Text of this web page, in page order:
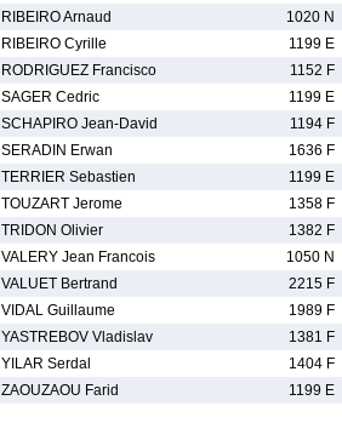
RIBEIRO Arnaud
1020 N
RIBEIRO Cyrille
1199 E
RODRIGUEZ Francisco
1152 F
SAGER Cedric
1199 E
SCHAPIRO Jean-David
1194 F
SERADIN Erwan
1636 F
TERRIER Sebastien
1199 E
TOUZART Jerome
1358 F
TRIDON Olivier
1382 F
VALERY Jean Francois
1050 N
VALUET Bertrand
2215 F
VIDAL Guillaume
1989 F
YASTREBOV Vladislav
1381 F
YILAR Serdal
1404 F
ZAOUZAOU Farid 1199 E